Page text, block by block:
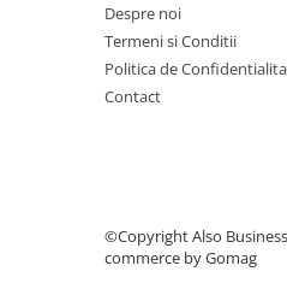
Testere si Masurare
Valve si Automatizari
Surse alimentare
Pompe de presiune
Despre noi
Termeni si Conditii
Politica de
Contact
©Copyright Also
commerce by Gomag